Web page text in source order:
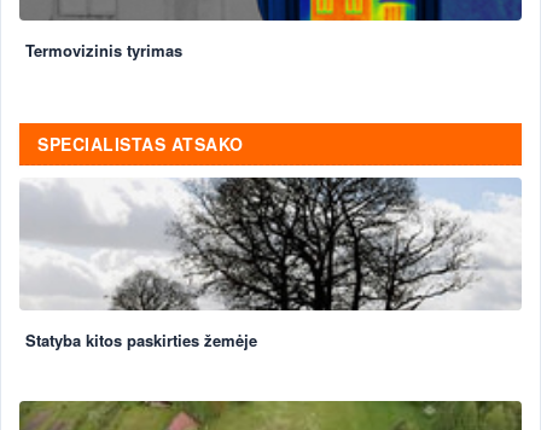
Termovizinis tyrimas
SPECIALISTAS ATSAKO
Statyba kitos paskirties žemėje